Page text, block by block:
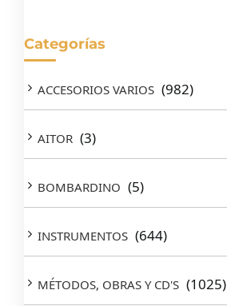
Categorías
ACCESORIOS VARIOS (982)
AITOR (3)
BOMBARDINO (5)
INSTRUMENTOS (644)
MÉTODOS, OBRAS Y CD'S (1025)